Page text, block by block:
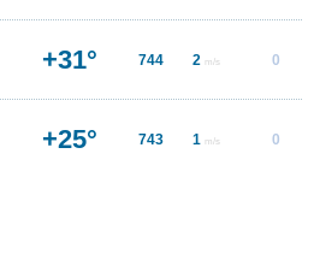
+31° 744 2 m/s 0
+25° 743 1 m/s 0